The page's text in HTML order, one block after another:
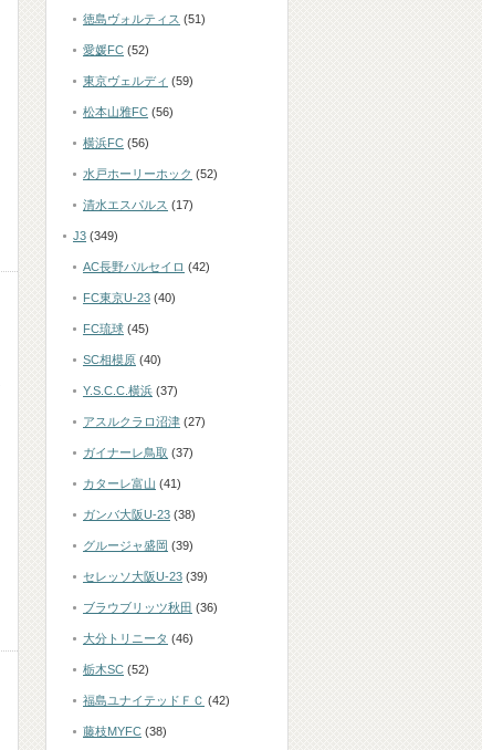
徳島ヴォルティス (51)
愛媛FC (52)
東京ヴェルディ (59)
松本山雅FC (56)
横浜FC (56)
水戸ホーリーホック (52)
清水エスパルス (17)
J3 (349)
AC長野パルセイロ (42)
FC東京U-23 (40)
FC琉球 (45)
SC相模原 (40)
Y.S.C.C.横浜 (37)
アスルクラロ沼津 (27)
ガイナーレ鳥取 (37)
カターレ富山 (41)
ガンバ大阪U-23 (38)
グルージャ盛岡 (39)
セレッソ大阪U-23 (39)
ブラウブリッツ秋田 (36)
大分トリニータ (46)
栃木SC (52)
福島ユナイテッドＦＣ (42)
藤枝MYFC (38)